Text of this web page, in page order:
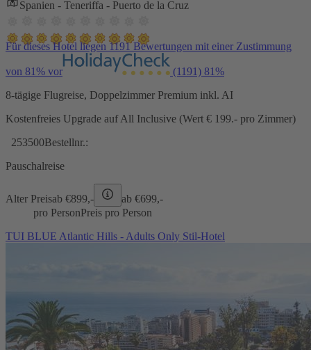
Spanien - Teneriffa - Puerto de la Cruz
Für dieses Hotel liegen 1191 Bewertungen mit einer Zustimmung
von 81% vor (1191) 81%
8-tägige Flugreise, Doppelzimmer Premium inkl. AI
Kostenfreies Upgrade auf All Inclusive (Wert € 199.- pro Zimmer)
253500Bestellnr.:
Pauschalreise
Alter Preisab €899,- ab €699,-
pro PersonPreis pro Person
TUI BLUE Atlantic Hills - Adults Only Stil-Hotel